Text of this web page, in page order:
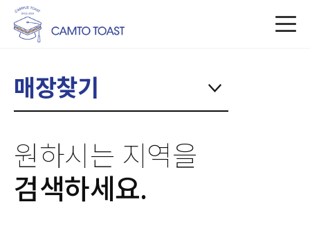
매장찾기
원하시는 지역을
검색하세요.